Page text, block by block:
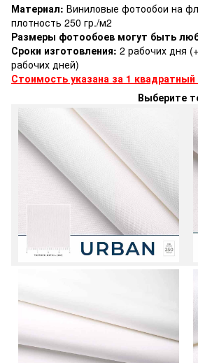
Материал: Виниловые фотообои на
плотность 250 гр./м2
Размеры фотообоев могут быть
Сроки изготовления: 2 рабочих дня
рабочих дней)
Стоимость указана за 1
Выберите